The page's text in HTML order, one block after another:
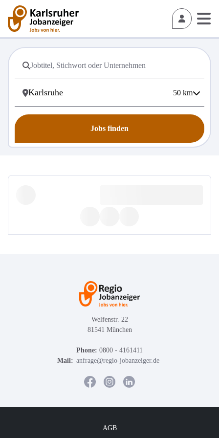
50 km
Jobs finden
Welfenstr. 22
81541 München
Phone: 0800 - 4161411
Mail: anfrage@regio-jobanzeiger.de
AGB